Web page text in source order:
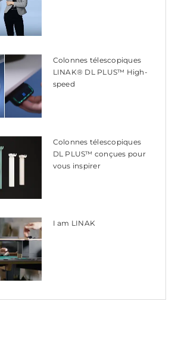
Colonnes télescopiques
LINAK® DL PLUS™ High-
speed
Colonnes télescopiques
DL PLUS™ conçues pour
vous inspirer
I am LINAK